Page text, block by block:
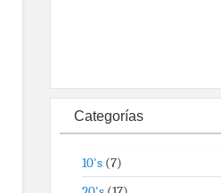
Categorías
10's (7)